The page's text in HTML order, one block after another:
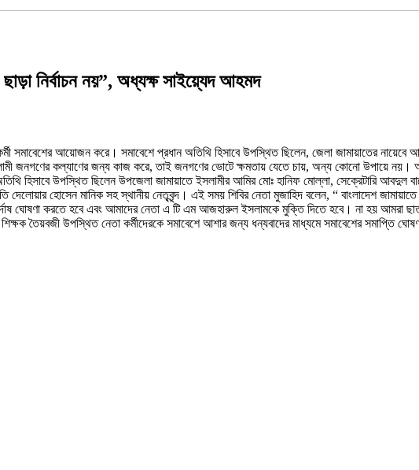
নির্বাচন নয়”, অধ্যক্ষ সাইয়্যেদ আহমদ
সমাবেশের আয়োজন করে। সমাবেশে প্রধান অতিথি হিসাবে উপস্থিত ছিলেন, জেলা জামায়াতের
জনগণের কল্যাণের জন্য কাজ করে, তাই জনগণের ভোটে ক্ষমতায় যেতে চায়, অন্য কোনো উপায়ে নয়।
হিসাবে উপস্থিত ছিলেন উপজেলা জামায়াতে ইসলামীর আমির মোঃ হানিফ মোল্লা, সেক্রেটারি আবদুল
হোসেন মানিক সহ স্থানীয় নেতৃবৃন্দ। এই সময় শিবির নেতা মুজাহিদ বলেন, “ বাংলাদেশ
ঘোষণা করতে হবে এবং আমাদের নেতা এ টি এম আজহারুল ইসলামকে মুক্তি দিতে হবে। না হয় আমরা
তৈয়বজী উপস্থিত নেতা কর্মীদেরকে সমাবেশে আশার জন্য ধন্যবাদের মাধ্যমে সমাবেশের সমাপ্তি